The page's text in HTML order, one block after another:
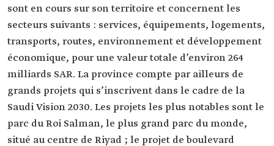
sont en cours sur son territoire et concernent les
secteurs suivants : services, équipements, logements,
transports, routes, environnement et développement
économique, pour une valeur totale d’environ 264
milliards SAR. La province compte par ailleurs de
grands projets qui s’inscrivent dans le cadre de la
Saudi Vision 2030. Les projets les plus notables sont le
parc du Roi Salman, le plus grand parc du monde,
situé au centre de Riyad ; le projet de boulevard